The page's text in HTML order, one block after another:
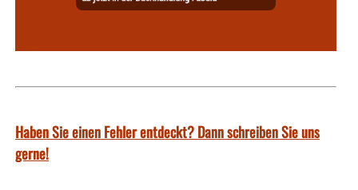
Haben Sie einen Fehler entdeckt? Dann schreiben Sie uns
gerne!